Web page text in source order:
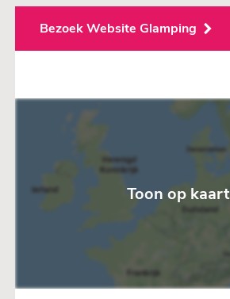
Bezoek Website Glamping
Toon op kaart